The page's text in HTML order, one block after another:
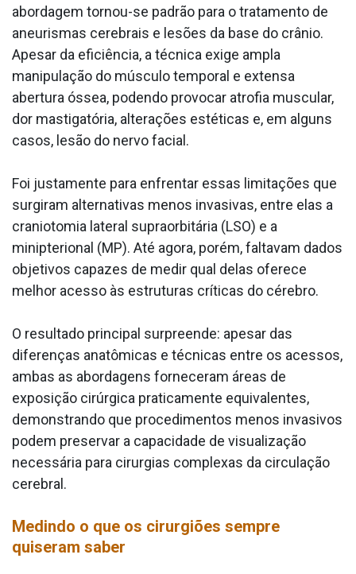
abordagem tornou-se padrão para o tratamento de
aneurismas cerebrais e lesões da base do crânio.
Apesar da eficiência, a técnica exige ampla
manipulação do músculo temporal e extensa
abertura óssea, podendo provocar atrofia muscular,
dor mastigatória, alterações estéticas e, em alguns
casos, lesão do nervo facial.
Foi justamente para enfrentar essas limitações que
surgiram alternativas menos invasivas, entre elas a
craniotomia lateral supraorbitária (LSO) e a
minipterional (MP). Até agora, porém, faltavam dados
objetivos capazes de medir qual delas oferece
melhor acesso às estruturas críticas do cérebro.
O resultado principal surpreende: apesar das
diferenças anatômicas e técnicas entre os acessos,
ambas as abordagens forneceram áreas de
exposição cirúrgica praticamente equivalentes,
demonstrando que procedimentos menos invasivos
podem preservar a capacidade de visualização
necessária para cirurgias complexas da circulação
cerebral.
Medindo o que os cirurgiões sempre
quiseram saber